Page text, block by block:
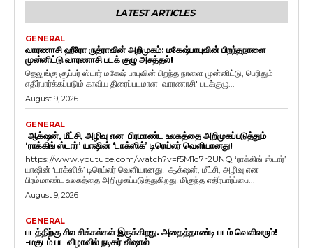
LATEST ARTICLES
GENERAL
வாரணாசி ஹீரோ ருத்ராவின் அறிமுகம்: மகேஷ்பாபுவின் பிறந்தநாளை
முன்னிட்டு வாரணாசி படக் குழு அசத்தல்!
தெலுங்கு சூப்பர் ஸ்டார் மகேஷ் பாபுவின் பிறந்த நாளை முன்னிட்டு, பெரிதும்
எதிர்பார்க்கப்படும் காவிய திரைப்படமான 'வாரணாசி' படக்குழு...
August 9, 2026
GENERAL
ஆக்‌ஷன், மீட்சி, அழிவு என பிரமாண்ட உலகத்தை அறிமுகப்படுத்தும்
‘ராக்கிங் ஸ்டார்’ யாஷின் ‘டாக்ஸிக்’ டிரெய்லர் வெளியானது!
https://www.youtube.com/watch?v=f5M1d7r2UNQ ‘ராக்கிங் ஸ்டார்’
யாஷின் ‘டாக்ஸிக்’ டிரெய்லர் வெளியானது! ஆக்‌ஷன், மீட்சி, அழிவு என
பிரம்மாண்ட உலகத்தை அறிமுகப்படுத்துகிறது! மிகுந்த எதிர்பார்ப்பை...
August 9, 2026
GENERAL
படத்திற்கு சில சிக்கல்கள் இருக்கிறது. அதைத்தாண்டி படம் வெளிவரும்!
-மகுடம் பட விழாவில் நடிகர் விஷால்